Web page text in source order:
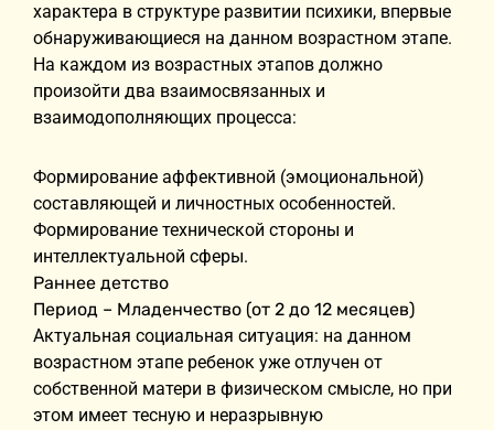
характера в структуре развитии психики, впервые
обнаруживающиеся на данном возрастном этапе.
На каждом из возрастных этапов должно
произойти два взаимосвязанных и
взаимодополняющих процесса:
Формирование аффективной (эмоциональной)
составляющей и личностных особенностей.
Формирование технической стороны и
интеллектуальной сферы.
Раннее детство
Период – Младенчество (от 2 до 12 месяцев)
Актуальная социальная ситуация: на данном
возрастном этапе ребенок уже отлучен от
собственной матери в физическом смысле, но при
этом имеет тесную и неразрывную